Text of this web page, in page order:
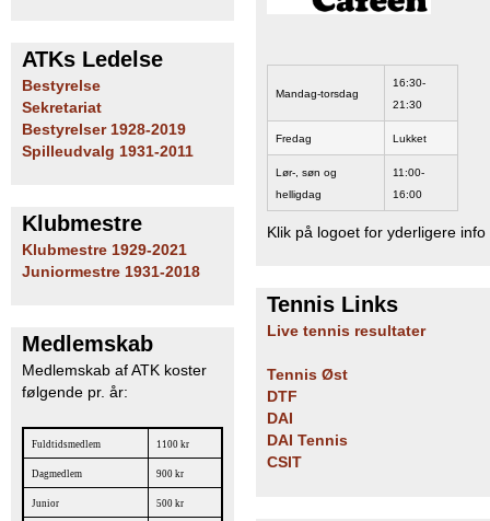
ATKs Ledelse
Bestyrelse
Sekretariat
Bestyrelser 1928-2019
Spilleudvalg 1931-2011
Klubmestre
Klubmestre 1929-2021
Juniormestre 1931-2018
Medlemskab
Medlemskab af ATK koster
følgende pr. år:
Fuldtidsmedlem 1100 kr
Dagmedlem 900 kr
Junior 500 kr
Mandag-torsdag
16:30-
21:30
Fredag Lukket
Lør-, søn og
helligdag
11:00-
16:00
Klik på logoet for yderligere info
Tennis Links
Live tennis resultater
Tennis Øst
DTF
DAI
DAI Tennis
CSIT